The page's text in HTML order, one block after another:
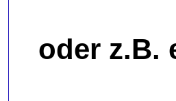
oder z.B.